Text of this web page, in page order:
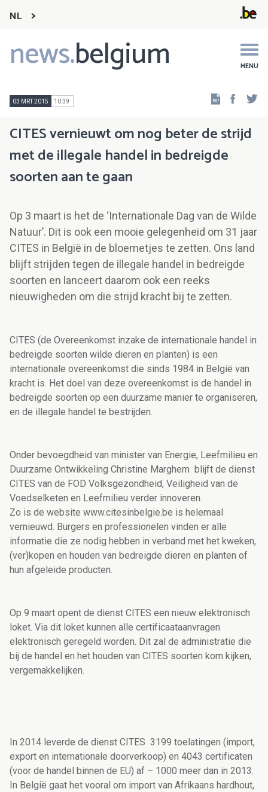
NL
news.belgium MENU
Main
navigation
03 MRT 2015 10:39
CITES vernieuwt om nog beter de strijd
met de illegale handel in bedreigde
soorten aan te gaan
Op 3 maart is het de ‘Internationale Dag van de Wilde
Natuur’. Dit is ook een mooie gelegenheid om 31 jaar
CITES in België in de bloemetjes te zetten. Ons land
blijft strijden tegen de illegale handel in bedreigde
soorten en lanceert daarom ook een reeks
nieuwigheden om die strijd kracht bij te zetten.
CITES (de Overeenkomst inzake de internationale handel in
bedreigde soorten wilde dieren en planten) is een
internationale overeenkomst die sinds 1984 in België van
kracht is. Het doel van deze overeenkomst is de handel in
bedreigde soorten op een duurzame manier te organiseren,
en de illegale handel te bestrijden.
Onder bevoegdheid van minister van Energie, Leefmilieu en
Duurzame Ontwikkeling Christine Marghem blijft de dienst
CITES van de FOD Volksgezondheid, Veiligheid van de
Voedselketen en Leefmilieu verder innoveren.
Zo is de website www.citesinbelgie.be is helemaal
vernieuwd. Burgers en professionelen vinden er alle
informatie die ze nodig hebben in verband met het kweken,
(ver)kopen en houden van bedreigde dieren en planten of
hun afgeleide producten.
Op 9 maart opent de dienst CITES een nieuw elektronisch
loket. Via dit loket kunnen alle certificaataanvragen
elektronisch geregeld worden. Dit zal de administratie die
bij de handel en het houden van CITES soorten kom kijken,
vergemakkelijken.
In 2014 leverde de dienst CITES 3199 toelatingen (import,
export en internationale doorverkoop) en 4043 certificaten
(voor de handel binnen de EU) af – 1000 meer dan in 2013.
In België gaat het vooral om import van Afrikaans hardhout,